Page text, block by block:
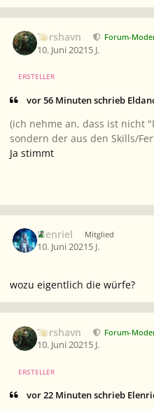
Torshavn Forum-
10. Juni 20215 J.
ERSTELLER
vor 56 Minuten schrieb
(ich nehme an, dass ist nicht
sondern der aus den Skills/
Ja stimmt
Elenriel Mitglied
10. Juni 20215 J.
wozu eigentlich die würfe?
Torshavn Forum-
10. Juni 20215 J.
ERSTELLER
vor 22 Minuten schrieb